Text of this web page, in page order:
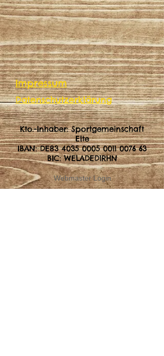
Impressum
Datenschutzerklärung
Kto.-Inhaber: Sportgemeinschaft
Elte
IBAN: DE834035 0005 0011 007663
BIC: WELADED1RHN
Webmaster Login